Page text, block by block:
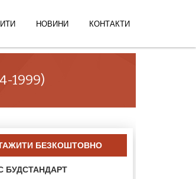
НОВИНИ КОНТАКТИ
1999)
БЕЗКОШТОВНО
БУДСТАНДАРТ